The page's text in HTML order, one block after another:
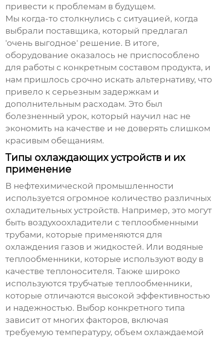
привести к проблемам в будущем.
Мы когда-то столкнулись с ситуацией, когда
выбрали поставщика, который предлагал
'очень выгодное' решение. В итоге,
оборудование оказалось не приспособлено
для работы с конкретным составом продукта, и
нам пришлось срочно искать альтернативу, что
привело к серьезным задержкам и
дополнительным расходам. Это был
болезненный урок, который научил нас не
экономить на качестве и не доверять слишком
красивым обещаниям.
Типы охлаждающих устройств и их
применение
В нефтехимической промышленности
используется огромное количество различных
охладительных устройств. Например, это могут
быть воздухоохладители с теплообменными
трубами, которые применяются для
охлаждения газов и жидкостей. Или водяные
теплообменники, которые используют воду в
качестве теплоносителя. Также широко
используютсятрубчатые теплообменники,
которые отличаются высокой эффективностью
и надежностью. Выбор конкретного типа
зависит от многих факторов, включая
требуемую температуру, объем охлаждаемой